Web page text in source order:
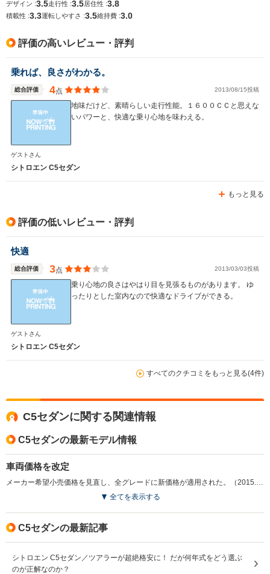
デザイン :3.5走行性 :3.5居住性 :3.8
積載性 :3.3運転しやすさ :3.5維持費 :3.0
評価の高いレビュー・評判
乗れば、良さがわかる。
総合評価 4点 2013/08/15投稿
地味だけど、素晴らしい走行性能。１６００ＣＣと思えな
いパワーと、快適な乗り心地を味わえる。
ゲストさん
シトロエン C5セダン
もっと見る
評価の低いレビュー・評判
快適
総合評価 3点 2013/03/03投稿
乗り心地の良さはやはり目を見張るものがあります。 ゆ
ったりとした室内なので快適なドライブができる。
ゲストさん
シトロエン C5セダン
すべてのクチコミをもっと見る(4件)
C5セダンに関する関連情報
C5セダンの最新モデル情報
車両価格を改定
メーカー希望小売価格を見直し、全グレードに新価格が適用された。（2015.2）
全てを表示する
C5セダンの最新記事
シトロエン C5セダン／ツアラーが超絶格安に！ だが何年式をどう選ぶ
のが正解なのか？